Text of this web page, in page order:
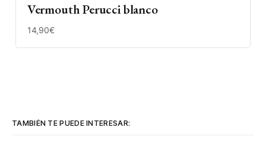
Vermouth Perucci blanco
14,90€
TAMBIÉN TE PUEDE INTERESAR: